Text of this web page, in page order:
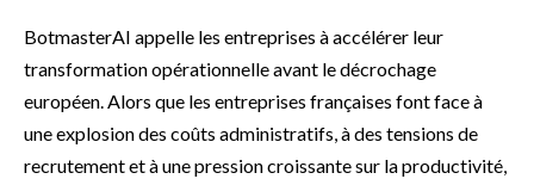
BotmasterAI appelle les entreprises à accélérer leur
transformation opérationnelle avant le décrochage
européen. Alors que les entreprises françaises font face à
une explosion des coûts administratifs, à des tensions de
recrutement et à une pression croissante sur la productivité,